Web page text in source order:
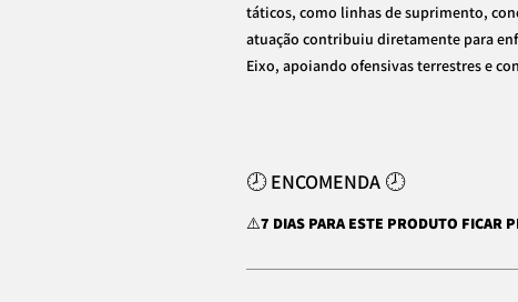
táticos, como linhas de suprimento,
atuação contribuiu diretamente para
Eixo, apoiando ofensivas terrestres e
🕗 ENCOMENDA 🕗
⚠️7 DIAS PARA ESTE PRODUTO FICAR